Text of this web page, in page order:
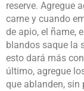
reserve. Agregue
carne y cuando
de apio, el ñame,
blandos saque la
esto dará más
último, agregue
que ablanden, sin